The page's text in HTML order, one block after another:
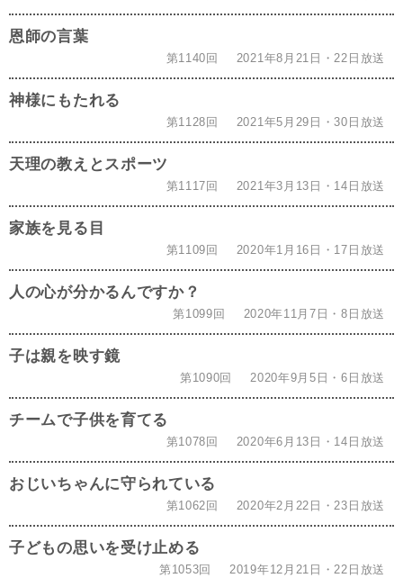
恩師の言葉
第1140回 2021年8月21日・22日放送
神様にもたれる
第1128回 2021年5月29日・30日放送
天理の教えとスポーツ
第1117回 2021年3月13日・14日放送
家族を見る目
第1109回 2020年1月16日・17日放送
人の心が分かるんですか？
第1099回 2020年11月7日・8日放送
子は親を映す鏡
第1090回 2020年9月5日・6日放送
チームで子供を育てる
第1078回 2020年6月13日・14日放送
おじいちゃんに守られている
第1062回 2020年2月22日・23日放送
子どもの思いを受け止める
第1053回 2019年12月21日・22日放送